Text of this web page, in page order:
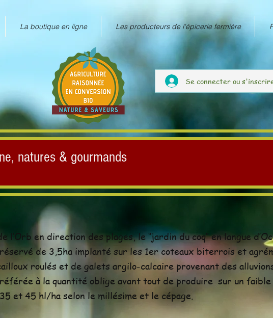
La boutique en ligne Les producteurs de l'épicerie fermière
Se connecter ou
natures & gourmands
en direction des plages, le ‘’jardin du coq’’ en langue
de 3,5ha implanté sur les 1er coteaux biterrois et
roulés et de galets argilo-calcaire provenant des
à la quantité oblige avant tout de produire sur un faible
et 45 hl/ha selon le millésime et le cépage.